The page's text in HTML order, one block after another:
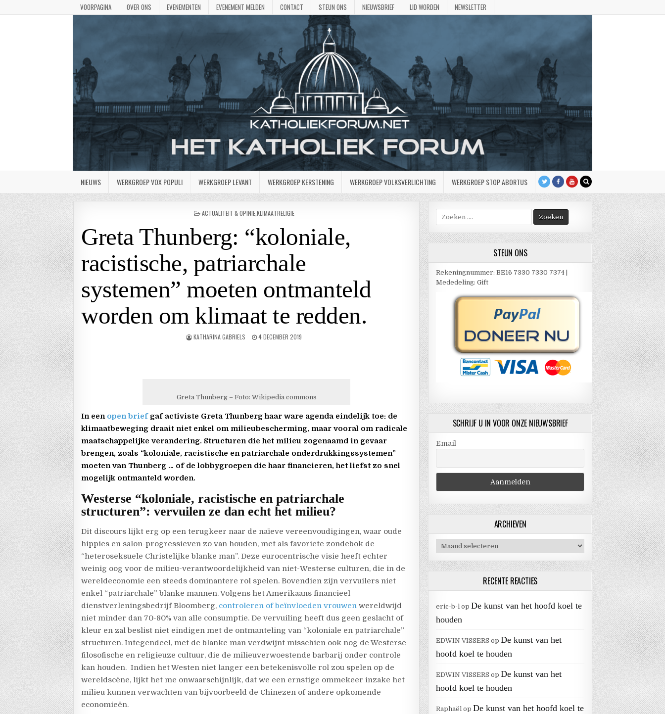
VOORPAGINA OVER ONS EVENEMENTEN EVENEMENT MELDEN CONTACT STEUN ONS NIEUWSBRIEF LID WORDEN NEWSLETTER
NIEUWS WERKGROEP VOX POPULI WERKGROEP LEVANT WERKGROEP KERSTENING WERKGROEP VOLKSVERLICHTING WERKGROEP STOP ABORTUS
GEPLAATST
ACTUALITEIT & OPINIE,KLIMAATRELIGIE
Greta Thunberg: “koloniale,
racistische, patriarchale
systemen” moeten ontmanteld
worden om klimaat te redden.
KATHARINA GABRIELS 4 DECEMBER 2019
Greta Thunberg – Foto: Wikipedia commons
In een open briefgaf activiste Greta Thunberg haar ware agenda eindelijk toe: de
klimaatbeweging draait niet enkel om milieubescherming, maar vooral om radicale
maatschappelijke verandering. Structuren die het milieu zogenaamd in gevaar
brengen, zoals “koloniale, racistische en patriarchale onderdrukkingssystemen”
moeten van Thunberg … of de lobbygroepen die haar financieren, het liefst zo snel
mogelijk ontmanteld worden.
Westerse “koloniale, racistische en patriarchale
structuren”: vervuilen ze dan echt het milieu?
Dit discours lijkt erg op een terugkeer naar de naïeve vereenvoudigingen, waar oude
hippies en salon-progressieven zo van houden, met als favoriete zondebok de
“heteroseksuele Christelijke blanke man”. Deze eurocentrische visie heeft echter
weinig oog voor de milieu-verantwoordelijkheid van niet-Westerse culturen, die in de
wereldeconomie een steeds dominantere rol spelen. Bovendien zijn vervuilers niet
enkel “patriarchale” blanke mannen. Volgens het Amerikaans financieel
dienstverleningsbedrijf Bloomberg, controleren of beïnvloeden vrouwen wereldwijd
niet minder dan 70-80% van alle consumptie. De vervuiling heeft dus geen geslacht of
kleur en zal beslist niet eindigen met de ontmanteling van “koloniale en patriarchale”
structuren. Integendeel, met de blanke man verdwijnt misschien ook nog de Westerse
filosofische en religieuze cultuur, die de milieuverwoestende barbarij onder controle
kan houden. Indien het Westen niet langer een betekenisvolle rol zou spelen op de
wereldscène, lijkt het me onwaarschijnlijk, dat we een ernstige ommekeer inzake het
milieu kunnen verwachten van bijvoorbeeld de Chinezen of andere opkomende
economieën.
Zoek
naar:
STEUN ONS
Rekeningnummer: BE16 7330 7330 7374 |
Mededeling: Gift
SCHRIJF U IN VOOR ONZE NIEUWSBRIEF
Email
ARCHIEVEN
Archieven
RECENTE REACTIES
eric-b-l opDe kunst van het hoofd koel te
houden
EDWIN VISSERS opDe kunst van het
hoofd koel te houden
EDWIN VISSERS opDe kunst van het
hoofd koel te houden
Raphaël opDe kunst van het hoofd koel te